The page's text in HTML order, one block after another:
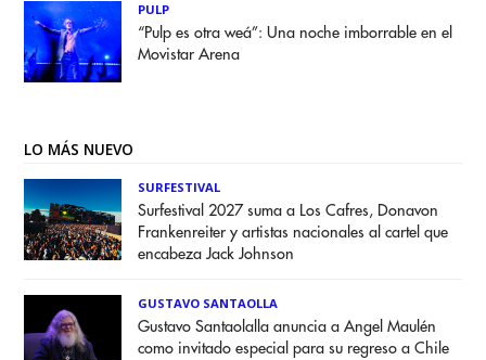
PULP
“Pulp es otra weá”: Una noche imborrable en el
Movistar Arena
LO MÁS NUEVO
SURFESTIVAL
Surfestival 2027 suma a Los Cafres, Donavon
Frankenreiter y artistas nacionales al cartel que
encabeza Jack Johnson
GUSTAVO SANTAOLLA
Gustavo Santaolalla anuncia a Angel Maulén
como invitado especial para su regreso a Chile